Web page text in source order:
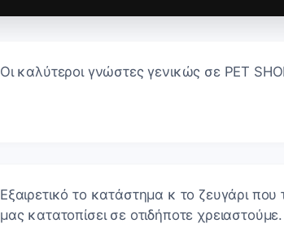
Οι καλύτεροι γνώστες γενικώς σε PET
Εξαιρετικό το κατάστημα κ το ζευγάρι που
μας κατατοπίσει σε οτιδήποτε χρειαστούμε.